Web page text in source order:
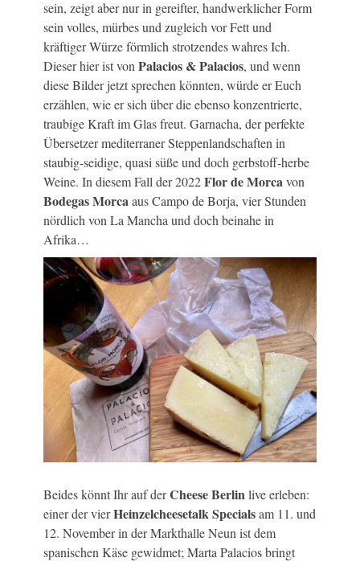
sein, zeigt aber nur in gereifter, handwerklicher Form
sein volles, mürbes und zugleich vor Fett und
kräftiger Würze förmlich strotzendes wahres Ich.
Dieser hier ist vonPalacios & Palacios, und wenn
diese Bilder jetzt sprechen könnten, würde er Euch
erzählen, wie er sich über die ebenso konzentrierte,
traubige Kraft im Glas freut. Garnacha, der perfekte
Übersetzer mediterraner Steppenlandschaften in
staubig-seidige, quasi süße und doch gerbstoff-herbe
Weine. In diesem Fall der 2022Flor de Morcavon
Bodegas Morcaaus Campo de Borja, vier Stunden
nördlich von La Mancha und doch beinahe in
Afrika…
Beides könnt Ihr auf derCheese Berlinlive erleben:
einer der vierHeinzelcheesetalk Specialsam 11. und
12. November in der Markthalle Neun ist dem
spanischen Käse gewidmet; Marta Palacios bringt